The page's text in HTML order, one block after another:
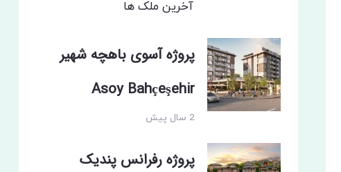
آخرین ملک ها
پروژه آسوی باهچه شهیر
Asoy Bahçeşehir
2 سال پیش
پروژه رفرانس پندیک